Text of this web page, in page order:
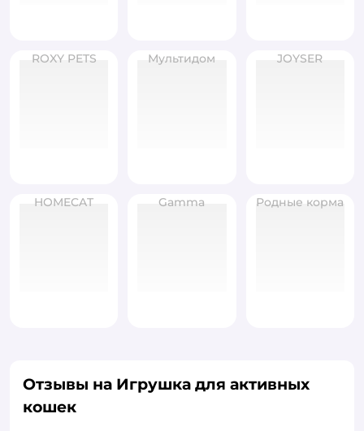
ROXY PETS Мультидом JOYSER
HOMECAT Gamma Родные корма
Отзывы на Игрушка для активных
кошек